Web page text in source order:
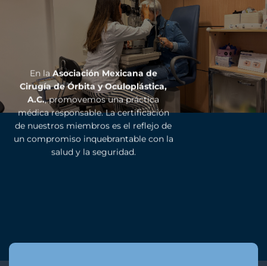
En la Asociación Mexicana de
Cirugía de Órbita y Oculoplástica,
A.C., promovemos una práctica
médica responsable. La certificación
de nuestros miembros es el reflejo de
un compromiso inquebrantable con la
salud y la seguridad.